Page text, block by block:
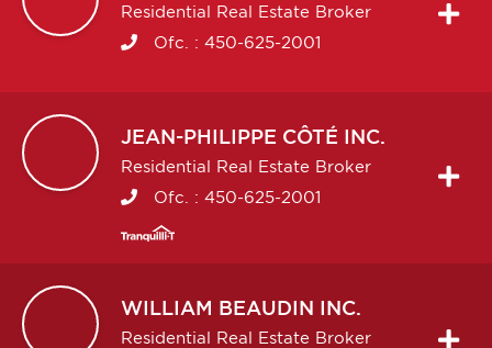
Residential Real Estate Broker
Ofc. : 450-625-2001
JEAN-PHILIPPE CÔTÉ INC.
Residential Real Estate Broker
Ofc. : 450-625-2001
WILLIAM BEAUDIN INC.
Residential Real Estate Broker